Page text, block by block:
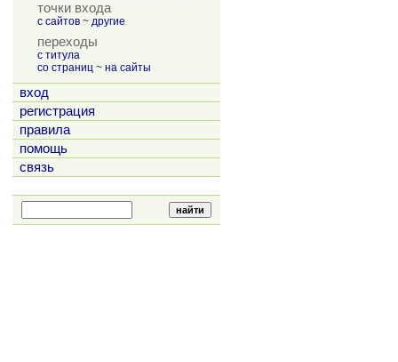
точки входа
с сайтов ~ другие
переходы
с титула
со страниц ~ на сайты
вход
регистрация
правила
помощь
связь